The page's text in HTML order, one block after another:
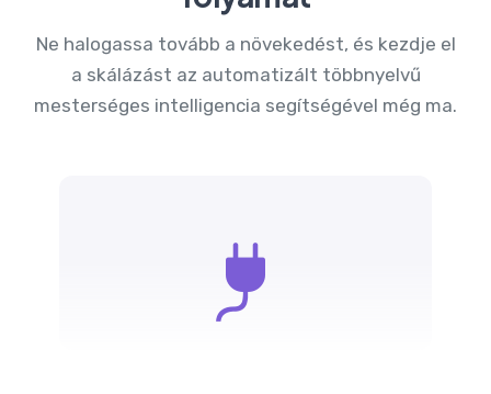
Ne halogassa tovább a növekedést, és kezdje el
a skálázást az automatizált többnyelvű
mesterséges intelligencia segítségével még ma.